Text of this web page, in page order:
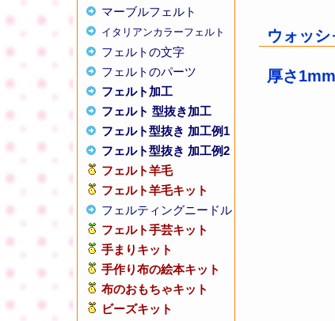
マーブルフェルト
イタリアンカラーフェルト
フェルトの文字
フェルトのパーツ
フェルト加工
フェルト 型抜き加工
フェルト型抜き 加工例1
フェルト型抜き 加工例2
フェルト羊毛
フェルト羊毛キット
フェルティングニードル
フェルト手芸キット
手まりキット
手作り布の絵本キット
布のおもちゃキット
ビーズキット
ウォッ
厚さ